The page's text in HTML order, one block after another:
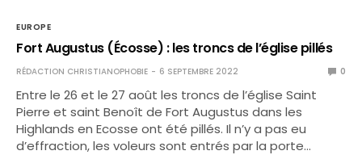
EUROPE
Fort Augustus (Écosse) : les troncs de l’église pillés
RÉDACTION CHRISTIANOPHOBIE 6 SEPTEMBRE 2022 0
Entre le 26 et le 27 août les troncs de l’église Saint
Pierre et saint Benoît de Fort Augustus dans les
Highlands en Ecosse ont été pillés. Il n’y a pas eu
d’effraction, les voleurs sont entrés par la porte…